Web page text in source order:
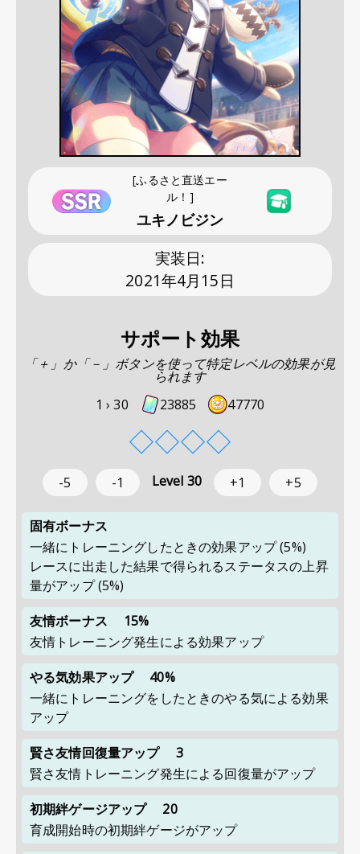
[ふるさと直送エー
ル！]
ユキノビジン
実装日:
2021年4月15日
サポート効果
「＋」か「－」ボタンを使って特定レベルの効果が見
られます
1 ›30 23885 47770
◇◇◇◇
-5 -1 Level 30 +1 +5
固有ボーナス
一緒にトレーニングしたときの効果アップ(5%)
レースに出走した結果で得られるステータスの上昇
量がアップ(5%)
友情ボーナス
15%
友情トレーニング発生による効果アップ
やる気効果アップ
40%
一緒にトレーニングをしたときのやる気による効果
アップ
賢さ友情回復量アップ
3
賢さ友情トレーニング発生による回復量がアップ
初期絆ゲージアップ
20
育成開始時の初期絆ゲージがアップ